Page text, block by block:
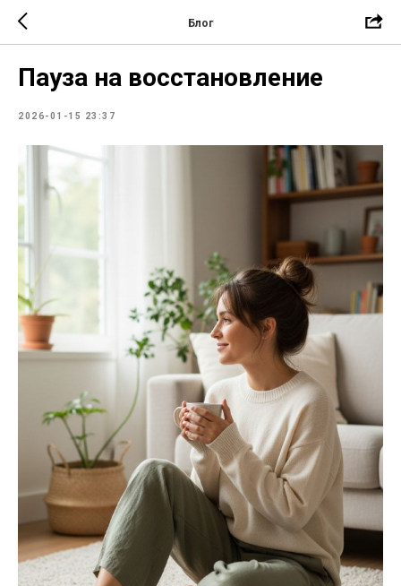
Блог
Пауза на восстановление
2026-01-15 23:37